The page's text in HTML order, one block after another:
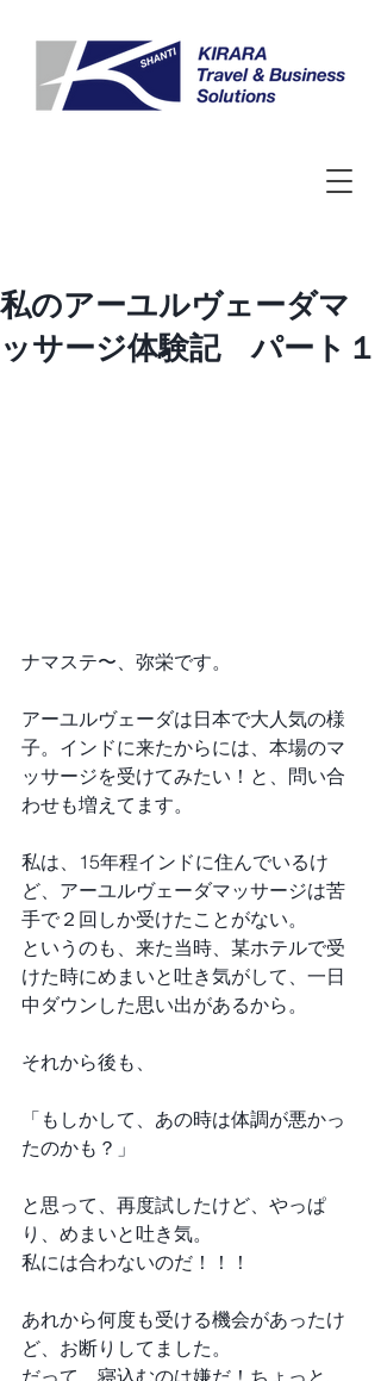
私のアーユルヴェーダマ
ッサージ体験記 パート１
ナマステ〜、弥栄です。
アーユルヴェーダは日本で大人気の様
子。インドに来たからには、本場のマ
ッサージを受けてみたい！と、問い合
わせも増えてます。
私は、15年程インドに住んでいるけ
ど、アーユルヴェーダマッサージは苦
手で２回しか受けたことがない。
というのも、来た当時、某ホテルで受
けた時にめまいと吐き気がして、一日
中ダウンした思い出があるから。
それから後も、
「もしかして、あの時は体調が悪かっ
たのかも？」
と思って、再度試したけど、やっぱ
り、めまいと吐き気。
私には合わないのだ！！！
あれから何度も受ける機会があったけ
ど、お断りしてました。
だって、寝込むのは嫌だ！ちょっと、